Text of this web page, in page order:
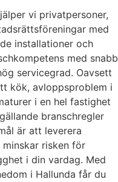
vi privatpersoner,
med
installationer och
med snabb
servicegrad. Oavsett
kök, avloppsproblem i
i en hel fastighet
branschregler
är att leverera
risken för
i din vardag. Med
i Hallunda får du